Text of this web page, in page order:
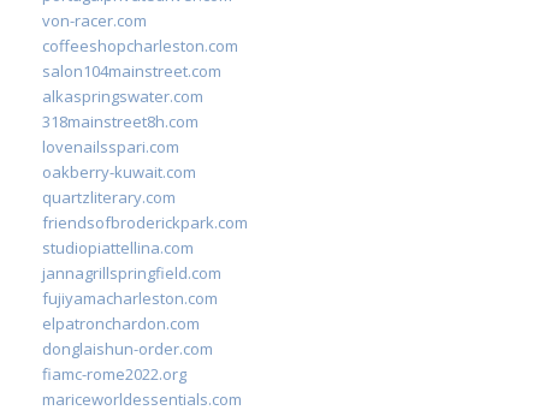
von-racer.com
coffeeshopcharleston.com
salon104mainstreet.com
alkaspringswater.com
318mainstreet8h.com
lovenailsspari.com
oakberry-kuwait.com
quartzliterary.com
friendsofbroderickpark.com
studiopiattellina.com
jannagrillspringfield.com
fujiyamacharleston.com
elpatronchardon.com
donglaishun-order.com
fiamc-rome2022.org
mariceworldessentials.com